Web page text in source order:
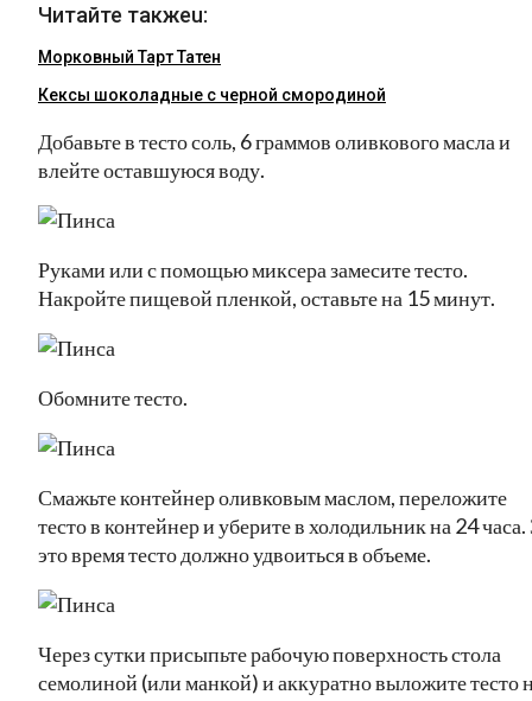
Читайте такжеu:
Морковный Тарт Татен
Кексы шоколадные с черной смородиной
Добавьте в тесто соль, 6 граммов оливкового масла и
влейте оставшуюся воду.
Руками или с помощью миксера замесите тесто.
Накройте пищевой пленкой, оставьте на 15 минут.
Обомните тесто.
Смажьте контейнер оливковым маслом, переложите
тесто в контейнер и уберите в холодильник на 24 часа.
это время тесто должно удвоиться в объеме.
Через сутки присыпьте рабочую поверхность стола
семолиной (или манкой) и аккуратно выложите тесто